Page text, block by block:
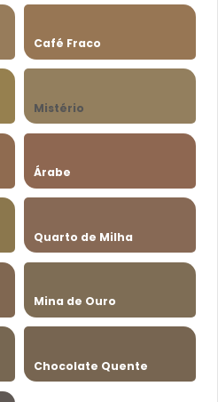
Café Fraco
Mistério
Árabe
Quarto de Milha
Mina de Ouro
Chocolate Quente